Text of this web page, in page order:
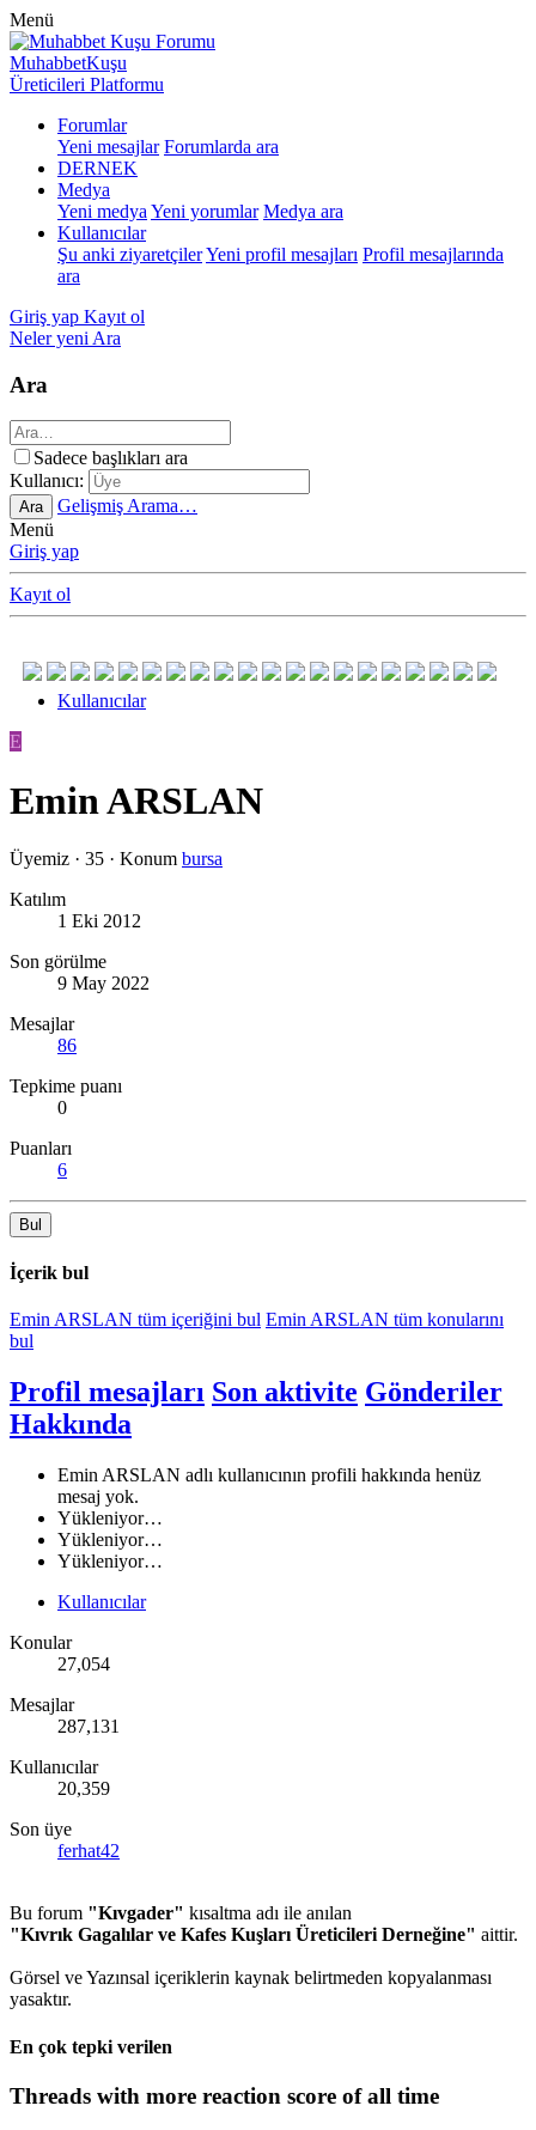
Menü
MuhabbetKuşu
Üreticileri Platformu
Forumlar
Yeni mesajlar Forumlarda ara
DERNEK
Medya
Yeni medya Yeni yorumlar Medya ara
Kullanıcılar
Şu anki ziyaretçilerYeni profil mesajları Profil mesajlarında
ara
Giriş yap Kayıt ol
Neler yeni Ara
Ara
Sadece başlıkları ara
Kullanıcı:
Ara
Gelişmiş Arama…
Menü
Giriş yap
Kayıt ol
Kullanıcılar
E
Emin ARSLAN
Üyemiz · 35 · Konum bursa
Katılım
1 Eki 2012
Son görülme
9 May 2022
Mesajlar
86
Tepkime puanı
0
Puanları
6
Bul
İçerik bul
Emin ARSLAN tüm içeriğini bul Emin ARSLAN tüm konularını
bul
Profil mesajları Son aktivite Gönderiler
Hakkında
Emin ARSLAN adlı kullanıcının profili hakkında henüz
mesaj yok.
Yükleniyor…
Yükleniyor…
Yükleniyor…
Kullanıcılar
Konular
27,054
Mesajlar
287,131
Kullanıcılar
20,359
Son üye
ferhat42
Bu forum "Kıvgader" kısaltma adı ile anılan
"Kıvrık Gagalılar ve Kafes Kuşları Üreticileri Derneğine" aittir.
Görsel ve Yazınsal içeriklerin kaynak belirtmeden kopyalanması
yasaktır.
En çok tepki verilen
Threads with more reaction score of all time